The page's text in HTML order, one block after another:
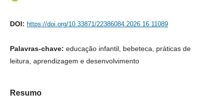
DOI: https://doi.org/10.33871/22386084.2026.16.11089
Palavras-chave: educação infantil, bebeteca, práticas de
leitura, aprendizagem e desenvolvimento
Resumo